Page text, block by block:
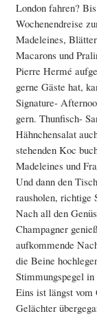
London fahren?
Wochenendreise
Madeleines,
Macarons und
Pierre Hermé
gerne Gäste hat,
Signature-
gern. Thunfisch-
Hähnchensalat
stehenden Koc
Madeleines und
Und dann den
rausholen, richtige
Nach all den
Champagner
aufkommende
die Beine
Stimmungspegel
Eins ist längst vom
Gelächter